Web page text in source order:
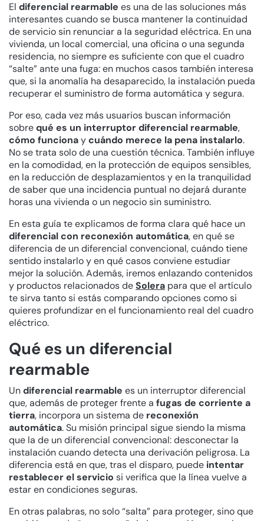
El diferencial rearmable es una de las soluciones más
interesantes cuando se busca mantener la continuidad
de servicio sin renunciar a la seguridad eléctrica. En una
vivienda, un local comercial, una oficina o una segunda
residencia, no siempre es suficiente con que el cuadro
“salte” ante una fuga: en muchos casos también interesa
que, si la anomalía ha desaparecido, la instalación pueda
recuperar el suministro de forma automática y segura.
Por eso, cada vez más usuarios buscan información
sobrequé es un interruptor diferencial rearmable,
cómo funcionaycuándo merece la pena instalarlo.
No se trata solo de una cuestión técnica. También influye
en la comodidad, en la protección de equipos sensibles,
en la reducción de desplazamientos y en la tranquilidad
de saber que una incidencia puntual no dejará durante
horas una vivienda o un negocio sin suministro.
En esta guía te explicamos de forma clara qué hace un
diferencial con reconexión automática, en qué se
diferencia de un diferencial convencional, cuándo tiene
sentido instalarlo y en qué casos conviene estudiar
mejor la solución. Además, iremos enlazando contenidos
y productos relacionados deSolera para que el artículo
te sirva tanto si estás comparando opciones como si
quieres profundizar en el funcionamiento real del cuadro
eléctrico.
Qué es un diferencial
rearmable
Undiferencial rearmable es un interruptor diferencial
que, además de proteger frente a fugas de corriente a
tierra, incorpora un sistema de reconexión
automática. Su misión principal sigue siendo la misma
que la de un diferencial convencional: desconectar la
instalación cuando detecta una derivación peligrosa. La
diferencia está en que, tras el disparo, puede intentar
restablecer el servicio si verifica que la línea vuelve a
estar en condiciones seguras.
En otras palabras, no solo “salta” para proteger, sino que